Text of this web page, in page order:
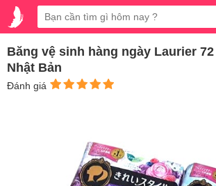
Băng vệ sinh hàng ngày Laurier
Nhật Bản
Đánh giá